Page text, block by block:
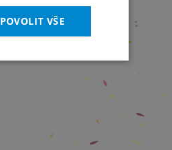
POVOLIT VŠE